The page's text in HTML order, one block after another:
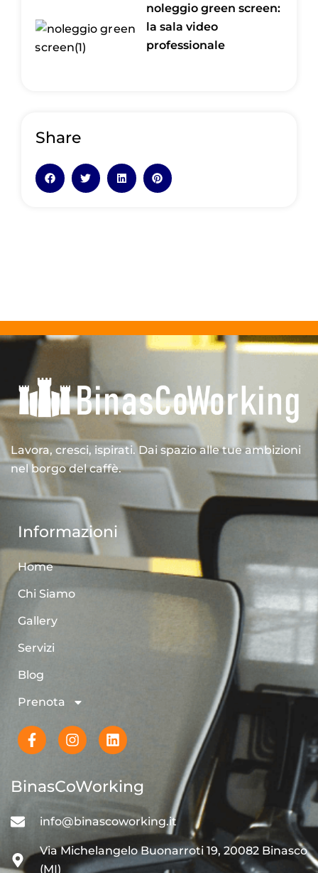
noleggio green screen:
la sala video
professionale
Share
Lavora, cresci, ispirati. Dai spazio alle tue ambizioni
nel borgo del caffè.
Informazioni
Home
Chi Siamo
Gallery
Servizi
Blog
Prenota
BinasCoWorking
info@binascoworking.it
Via Michelangelo Buonarroti 19, 20082 Binasco
(MI)